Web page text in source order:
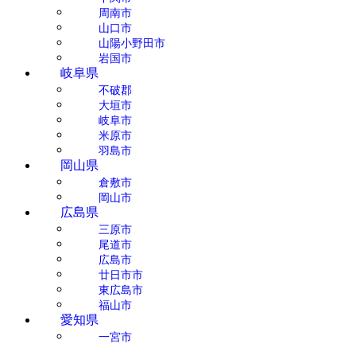
周南市
山口市
山陽小野田市
岩国市
岐阜県
不破郡
大垣市
岐阜市
米原市
羽島市
岡山県
倉敷市
岡山市
広島県
三原市
尾道市
広島市
廿日市市
東広島市
福山市
愛知県
一宮市